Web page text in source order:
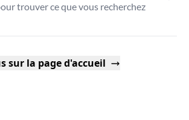
trouver ce que vous recherchez
sur la page d'accueil